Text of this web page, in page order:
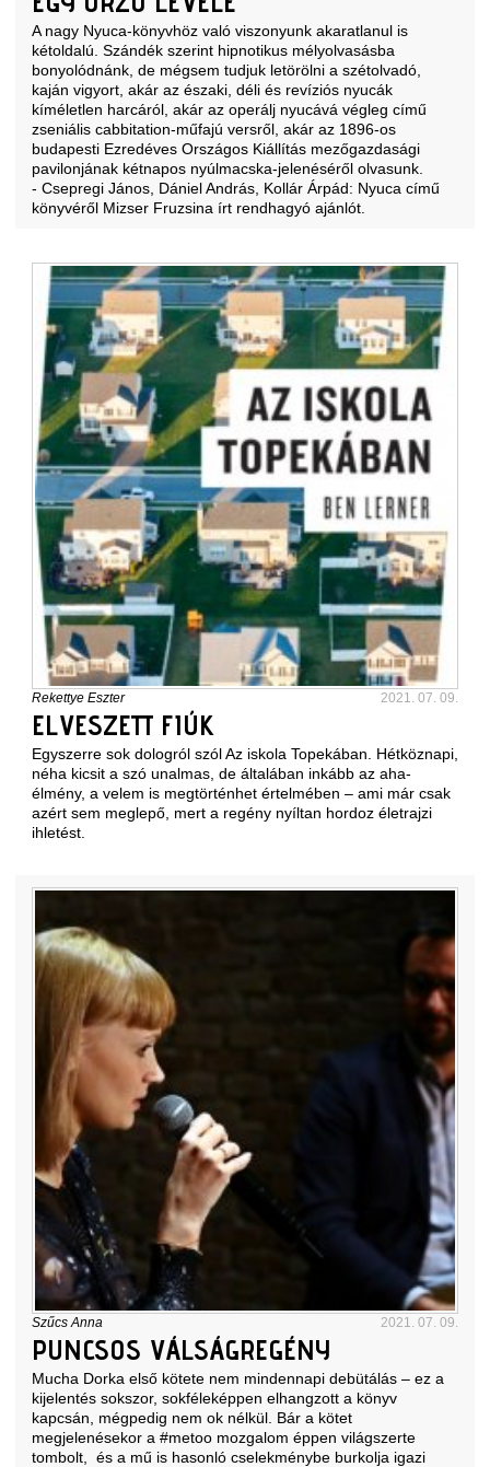
A nagy Nyuca-könyvhöz való viszonyunk akaratlanul is
kétoldalú. Szándék szerint hipnotikus mélyolvasásba
bonyolódnánk, de mégsem tudjuk letörölni a szétolvadó,
kaján vigyort, akár az északi, déli és revíziós nyucák
kíméletlen harcáról, akár az operálj nyucává végleg című
zseniális cabbitation-műfajú versről, akár az 1896-os
budapesti Ezredéves Országos Kiállítás mezőgazdasági
pavilonjának kétnapos nyúlmacska-jelenéséről olvasunk.
- Csepregi János, Dániel András, Kollár Árpád: Nyuca című
könyvéről Mizser Fruzsina írt rendhagyó ajánlót.
Rekettye Eszter 2021. 07. 09.
ELVESZETT FIÚK
Egyszerre sok dologról szól Az iskola Topekában. Hétköznapi,
néha kicsit a szó unalmas, de általában inkább az aha-
élmény, a velem is megtörténhet értelmében – ami már csak
azért sem meglepő, mert a regény nyíltan hordoz életrajzi
ihletést.
Szűcs Anna 2021. 07. 09.
PUNCSOS VÁLSÁGREGÉNY
Mucha Dorka első kötete nem mindennapi debütálás – ez a
kijelentés sokszor, sokféleképpen elhangzott a könyv
kapcsán, mégpedig nem ok nélkül. Bár a kötet
megjelenésekor a #metoo mozgalom éppen világszerte
tombolt, és a mű is hasonló cselekménybe burkolja igazi